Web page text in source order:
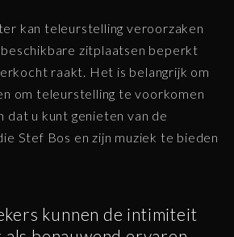
kan teleurstelling veroorzaken
zitplaatsen beperkt
raakt. Het is belangrijk om
om teleurstelling te voorkomen
dat u kunt genieten van de
Stef Bos en zijn muziek te bieden
kunnen de intimiteit